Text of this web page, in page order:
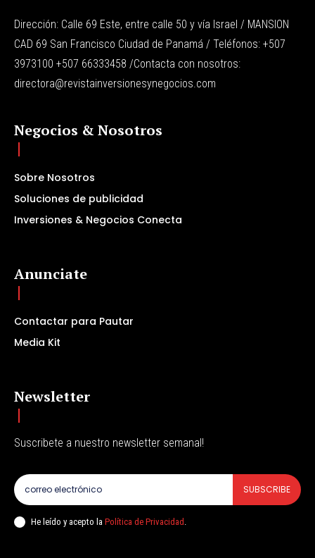
Dirección: Calle 69 Este, entre calle 50 y vía Israel / MANSION
CAD 69 San Francisco Ciudad de Panamá / Teléfonos: +507
3973100 +507 66333458 /Contacta con nosotros:
directora@revistainversionesynegocios.com
Negocios & Nosotros
Sobre Nosotros
Soluciones de publicidad
Inversiones & Negocios Conecta
Anunciate
Contactar para Pautar
Media Kit
Newsletter
Suscribete a nuestro newsletter semanal!
SUBSCRIBE
He leído y acepto la Política de Privacidad